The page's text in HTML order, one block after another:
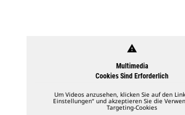
warning
Multimedia
Cookies Sind Erforderlich
Um Videos anzusehen, klicken Sie auf den
Einstellungen“ und akzeptieren Sie die
Targeting-Cookies